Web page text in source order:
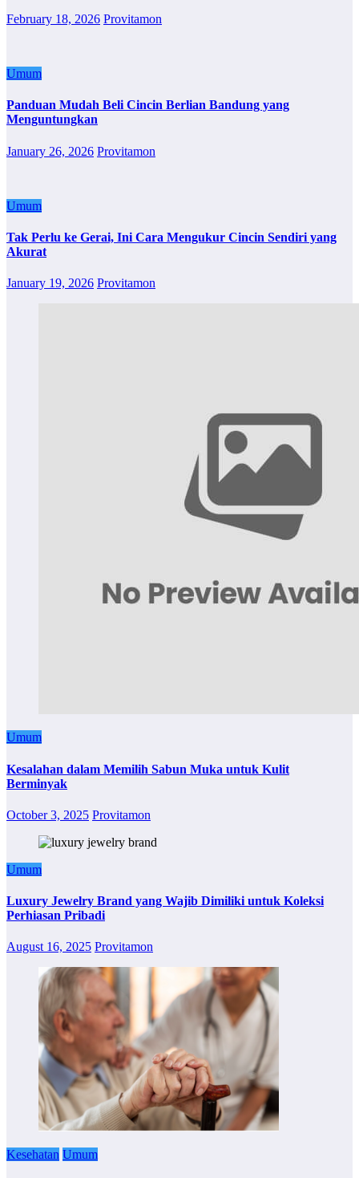
February 18, 2026 Provitamon
Umum
Panduan Mudah Beli Cincin Berlian Bandung yang
Menguntungkan
January 26, 2026 Provitamon
Umum
Tak Perlu ke Gerai, Ini Cara Mengukur Cincin Sendiri yang
Akurat
January 19, 2026 Provitamon
Umum
Kesalahan dalam Memilih Sabun Muka untuk Kulit
Berminyak
October 3, 2025 Provitamon
Umum
Luxury Jewelry Brand yang Wajib Dimiliki untuk Koleksi
Perhiasan Pribadi
August 16, 2025 Provitamon
Kesehatan Umum